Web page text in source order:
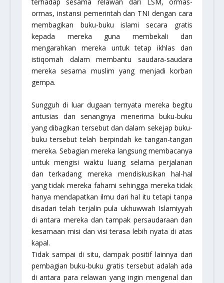
ormas, instansi pemerintah dan TNI dengan cara
membagikan buku-buku islami secara gratis
kepada mereka guna membekali dan
mengarahkan mereka untuk tetap ikhlas dan
istiqomah dalam membantu saudara-saudara
mereka sesama muslim yang menjadi korban
gempa.
Sungguh di luar dugaan ternyata mereka begitu
antusias dan senangnya menerima buku-buku
yang dibagikan tersebut dan dalam sekejap buku-
buku tersebut telah berpindah ke tangan-tangan
mereka. Sebagian mereka langsung membacanya
untuk mengisi waktu luang selama perjalanan
dan terkadang mereka mendiskusikan hal-hal
yang tidak mereka fahami sehingga mereka tidak
hanya mendapatkan ilmu dari hal itu tetapi tanpa
disadari telah terjalin pula ukhuwwah Islamiyyah
di antara mereka dan tampak persaudaraan dan
kesamaan misi dan visi terasa lebih nyata di atas
kapal.
Tidak sampai di situ, dampak positif lainnya dari
pembagian buku-buku gratis tersebut adalah ada
di antara para relawan yang ingin mengenal dan